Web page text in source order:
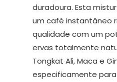
duradoura. Esta
um café instantâneo
qualidade com um
ervas totalmente
Tongkat Ali, Maca e
especificamente